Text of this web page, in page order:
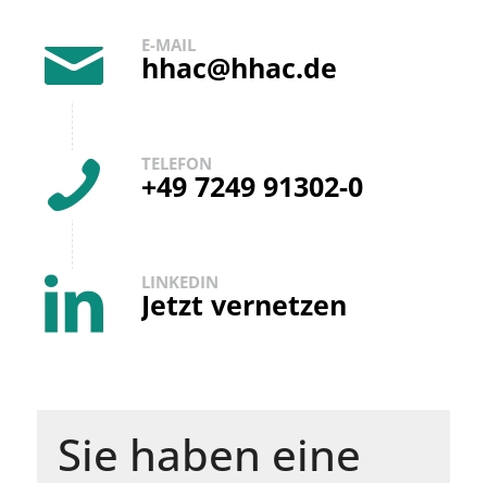
E-MAIL
hhac@hhac.de
TELEFON
+49 7249 91302-0
LINKEDIN
Jetzt vernetzen
Sie haben eine